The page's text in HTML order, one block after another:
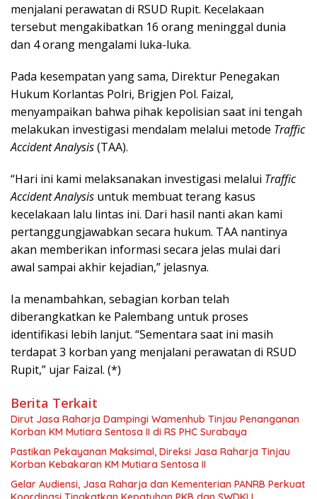
menjalani perawatan di RSUD Rupit. Kecelakaan
tersebut mengakibatkan 16 orang meninggal dunia
dan 4 orang mengalami luka-luka.
Pada kesempatan yang sama, Direktur Penegakan
Hukum Korlantas Polri, Brigjen Pol. Faizal,
menyampaikan bahwa pihak kepolisian saat ini tengah
melakukan investigasi mendalam melalui metode Traffic
Accident Analysis(TAA).
“Hari ini kami melaksanakan investigasi melalui Traffic
Accident Analysis untuk membuat terang kasus
kecelakaan lalu lintas ini. Dari hasil nanti akan kami
pertanggungjawabkan secara hukum. TAA nantinya
akan memberikan informasi secara jelas mulai dari
awal sampai akhir kejadian,” jelasnya.
Ia menambahkan, sebagian korban telah
diberangkatkan ke Palembang untuk proses
identifikasi lebih lanjut. “Sementara saat ini masih
terdapat 3 korban yang menjalani perawatan di RSUD
Rupit,” ujar Faizal. (*)
Berita Terkait
Dirut Jasa Raharja Dampingi Wamenhub Tinjau Penanganan
Korban KM Mutiara Sentosa II di RS PHC Surabaya
Pastikan Pekayanan Maksimal, Direksi Jasa Raharja Tinjau
Korban Kebakaran KM Mutiara Sentosa II
Gelar Audiensi, Jasa Raharja dan Kementerian PANRB Perkuat